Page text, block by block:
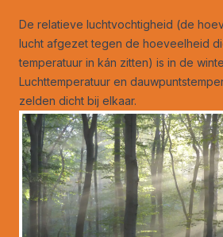
De relatieve luchtvochtigheid (de
lucht afgezet tegen de hoeveelheid
temperatuur in kán zitten) is in de
Luchttemperatuur en
zelden dicht bij elkaar.